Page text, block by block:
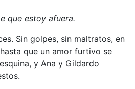
que estoy afuera.
Sin golpes, sin maltratos, en
que un amor furtivo se
y Ana y Gildardo